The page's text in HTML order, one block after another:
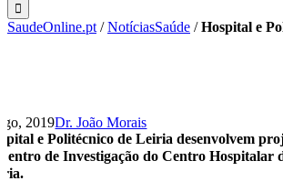
SaudeOnline.pt /NotíciasSaúde /Hospital e
2019Dr. João Morais
e Politécnico de Leiria desenvolvem
de Investigação do Centro Hospitalar